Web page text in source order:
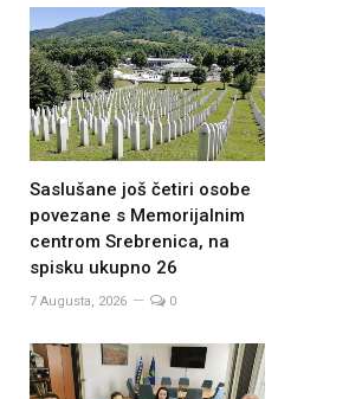
Saslušane još četiri osobe
povezane s Memorijalnim
centrom Srebrenica, na
spisku ukupno 26
7 Augusta, 2026 0